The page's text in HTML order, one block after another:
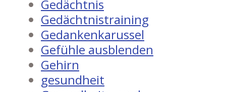
Gedächtnis
Gedächtnistraining
Gedankenkarussel
Gefühle ausblenden
Gehirn
gesundheit